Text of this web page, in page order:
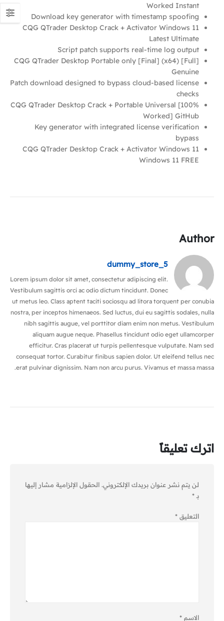
Worked Instant
Download key generator with timestamp spoofing
CQG QTrader Desktop Crack + Activator Windows 11
Latest Ultimate
Script patch supports real-time log output
CQG QTrader Desktop Portable only [Final] (x64) [Full]
Genuine
Patch download designed to bypass cloud-based license
checks
CQG QTrader Desktop Crack + Portable Universal [100%
Worked] GitHub
Key generator with integrated license verification
bypass
CQG QTrader Desktop Crack + Activator Windows 11
Windows 11 FREE
Author
dummy_store_5
Lorem ipsum dolor sit amet, consectetur adipiscing elit.
Vestibulum sagittis orci ac odio dictum tincidunt. Donec
ut metus leo. Class aptent taciti sociosqu ad litora torquent per conubia
nostra, per inceptos himenaeos. Sed luctus, dui eu sagittis sodales, nulla
nibh sagittis augue, vel porttitor diam enim non metus. Vestibulum
aliquam augue neque. Phasellus tincidunt odio eget ullamcorper
efficitur. Cras placerat ut turpis pellentesque vulputate. Nam sed
consequat tortor. Curabitur finibus sapien dolor. Ut eleifend tellus nec
erat pulvinar dignissim. Nam non arcu purus. Vivamus et massa massa.
اترك تعليقاً
لن يتم نشر عنوان بريدك الإلكتروني. الحقول الإلزامية مشار إليها
بـ*
التعليق *
الاسم *